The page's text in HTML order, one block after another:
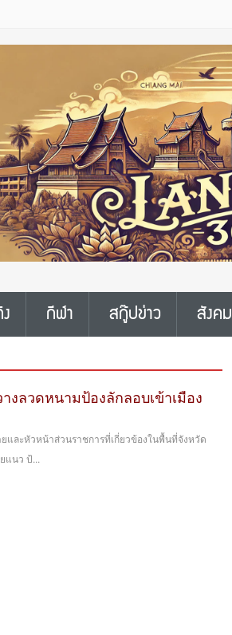
กีฬา สกู๊ปข่าว สังคม
งลวดหนามป้องลักลอบเข้าเมือง
และหัวหน้าส่วนราชการที่เกี่ยวข้องในพื้นที่จังหวัด
แนว ป้...